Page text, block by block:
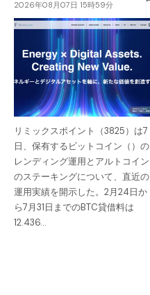
2026年08月07日 15時59分
リミックスポイント（3825）は7
日、保有するビットコイン（）の
レンディング運用とアルトコイン
のステーキングについて、直近の
運用実績を開示した。2月24日か
ら7月31日までのBTC貸借料は
12.436…